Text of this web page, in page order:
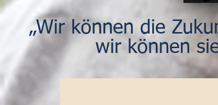
„Wir können die
wir können